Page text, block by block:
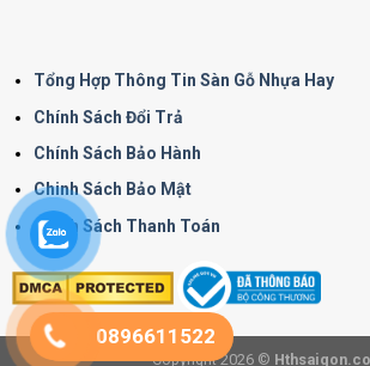
Tổng Hợp Thông Tin Sàn Gỗ Nhựa Hay
Chính Sách Đổi Trả
Chính Sách Bảo Hành
Chinh Sách Bảo Mật
Chính Sách Thanh Toán
Copyright 2026 ©
0896611522